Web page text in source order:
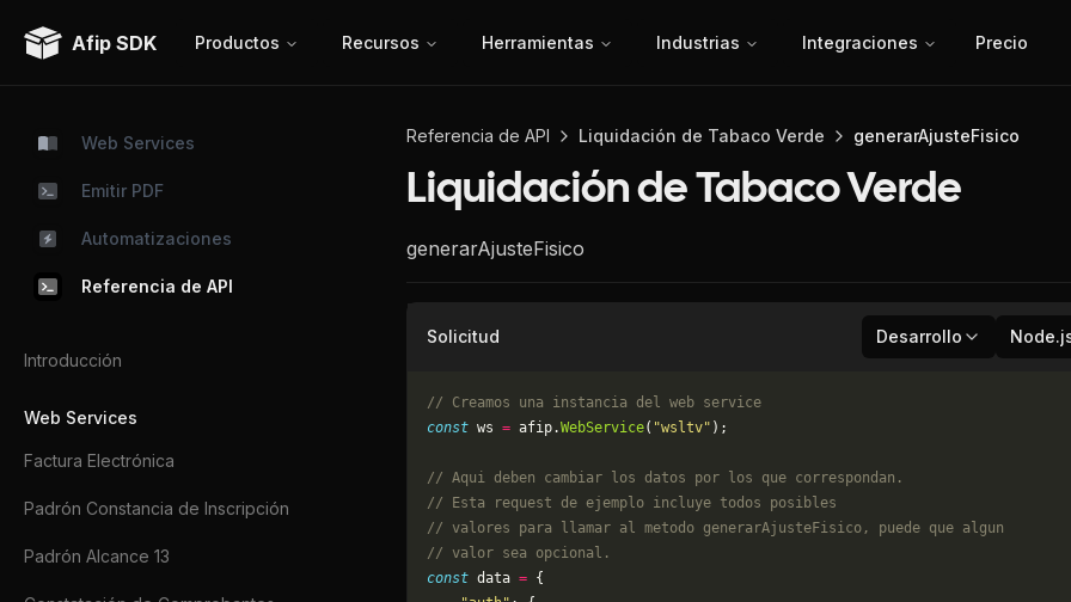
Afip SDK Productos Recursos Herramientas Industrias Integraciones Precio
Web Services
Emitir PDF
Automatizaciones
Referencia de API
Introducción
Web Services
Factura Electrónica
Padrón Constancia de Inscripción
Padrón Alcance 13
Referencia de API Liquidación de Tabaco Verde generarAjusteFisico
Liquidación de Tabaco Verde
generarAjusteFisico
Solicitud Desarrollo
// Creamos una instancia del web service
const ws = afip.WebService( "wsltv" );
// Aqui deben cambiar los datos por los que correspondan.
// Esta request de ejemplo incluye todos posibles
// valores para llamar al metodo generarAjusteFisico, puede que algun
// valor sea opcional.
const data = {